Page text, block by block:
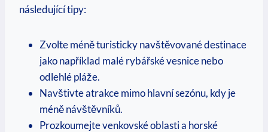
následující‌ tipy:
Zvolte méně turisticky navštěvované destinace
jako například malé rybářské vesnice nebo
odlehlé pláže.
Navštivte atrakce mimo hlavní‌ sezónu,‍ kdy je
méně návštěvníků.
Prozkoumejte venkovské⁢ oblasti a horské